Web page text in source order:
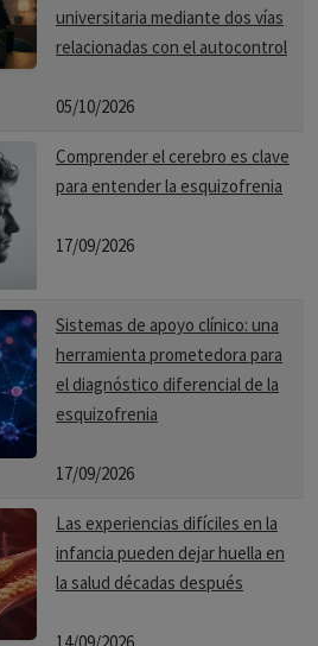
universitaria mediante dos vías
relacionadas con el autocontrol
05/10/2026
Comprender el cerebro es clave
para entender la esquizofrenia
17/09/2026
Sistemas de apoyo clínico: una
herramienta prometedora para
el diagnóstico diferencial de la
esquizofrenia
17/09/2026
Las experiencias difíciles en la
infancia pueden dejar huella en
la salud décadas después